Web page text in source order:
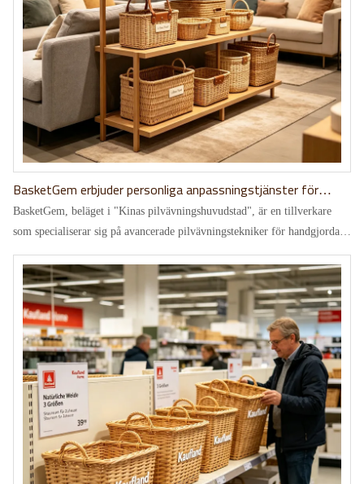
BasketGem erbjuder personliga anpassningstjänster för
dekorativa rottingkorgar för exklusiva heminredningsmärken i
USA.
BasketGem, beläget i "Kinas pilvävningshuvudstad", är en tillverkare
som specialiserar sig på avancerade pilvävningstekniker för handgjorda
korgar. Detta projekt är en koncentrerad demonstration av BasketGems
avancerade anpassningsmöjligheter - genom exklusiv design, noggrann
vävning och exklusiv förpackning uppfyller det perfekt kraven från den
nya generationen av exklusiva heminredningsgåvor i USA och uppnår en
kombination av kvalitet och estetik.